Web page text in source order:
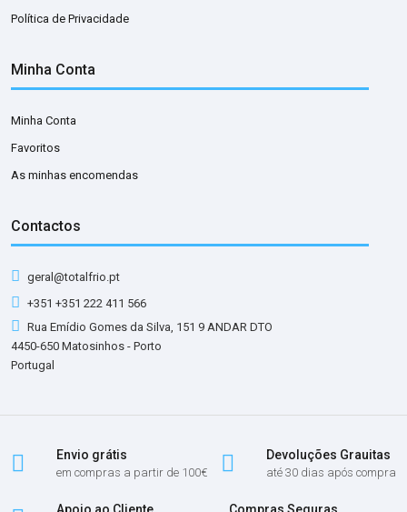
Política de Privacidade
Minha Conta
Minha Conta
Favoritos
As minhas encomendas
Contactos
geral@totalfrio.pt
+351 +351 222 411 566
Rua Emídio Gomes da Silva, 151 9 ANDAR DTO
4450-650 Matosinhos - Porto
Portugal
Envio grátis
em compras a partir de 100€
Devoluções Grauitas
até 30 dias após compra